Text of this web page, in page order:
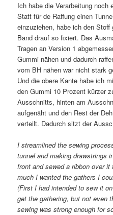
Ich habe die Verarbeitung noch
Statt für de Raffung einen
einzuziehen, habe ich den
Band drauf so fixiert. Das
Tragen an Version 1
Gummi nähen und dadurch
vom BH nähen war nicht stark
Und die obere Kante habe ich
den Gummi 10 Prozent kürzer
Ausschnitts, hinten am
aufgenäht und den Rest der
verteilt. Dadurch sitzt der
I streamlined the sewing
tunnel and making drawstrings
front and sewed a ribbon over
much I wanted the gathers I
(First I had intended to sew it
get the gathering, but not even
sewing was strong enough for